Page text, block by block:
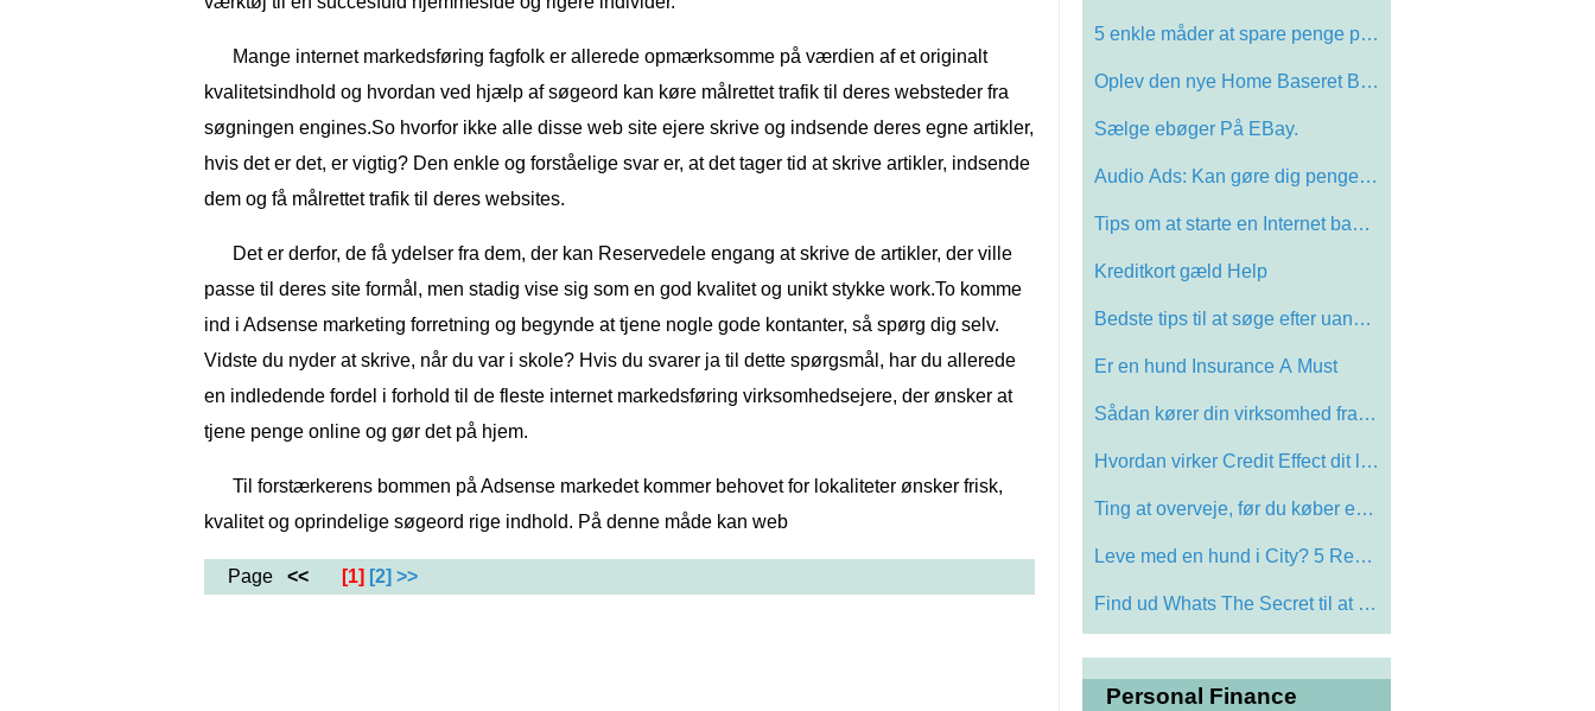
Mange internet markedsføring fagfolk er allerede opmærksomme på værdien af ​​et originalt
kvalitetsindhold og hvordan ved hjælp af søgeord kan køre målrettet trafik til deres websteder fra
søgningen engines.So hvorfor ikke alle disse web site ejere skrive og indsende deres egne artikler,
hvis det er det, er vigtig? Den enkle og forståelige svar er, at det tager tid at skrive artikler, indsende
dem og få målrettet trafik til deres websites.
Det er derfor, de få ydelser fra dem, der kan Reservedele engang at skrive de artikler, der ville
passe til deres site formål, men stadig vise sig som en god kvalitet og unikt stykke work.To komme
ind i Adsense marketing forretning og begynde at tjene nogle gode kontanter, så spørg dig selv.
Vidste du nyder at skrive, når du var i skole? Hvis du svarer ja til dette spørgsmål, har du allerede
en indledende fordel i forhold til de fleste internet markedsføring virksomhedsejere, der ønsker at
tjene penge online og gør det på hjem.
Til forstærkerens bommen på Adsense markedet kommer behovet for lokaliteter ønsker frisk,
kvalitet og oprindelige søgeord rige indhold. På denne måde kan web
Page << [1] [2] >>
5 enkle måder at spare penge på måned…
Oplev den nye Home Baseret Business Idé…
Sælge ebøger På EBay.
Audio Ads: Kan gøre dig penge Online
Tips om at starte en Internet baseret af…
Kreditkort gæld Help
Bedste tips til at søge efter uanmeldte…
Er en hund Insurance A Must
Sådan kører din virksomhed fra Home
Hvordan virker Credit Effect dit liv?
Ting at overveje, før du køber en mini…
Leve med en hund i City? 5 Reality Kontr…
Find ud Whats The Secret til at tjene pe…
Personal Finance